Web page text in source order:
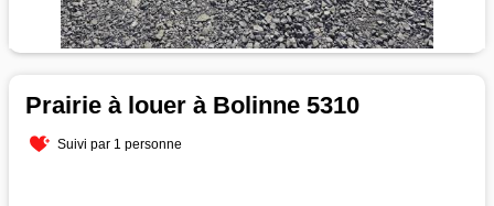
Prairie à louer à Bolinne 5310
Suivi par 1 personne